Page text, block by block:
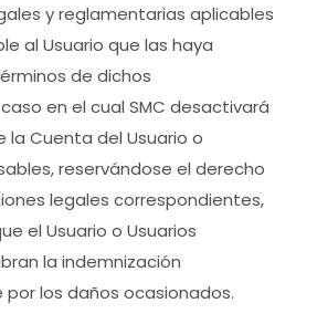
y reglamentarias aplicables
al Usuario que las haya
de dichos
en el cual SMC desactivará
Cuenta del Usuario o
reservándose el derecho
legales correspondientes,
el Usuario o Usuarios
la indemnización
los daños ocasionados.